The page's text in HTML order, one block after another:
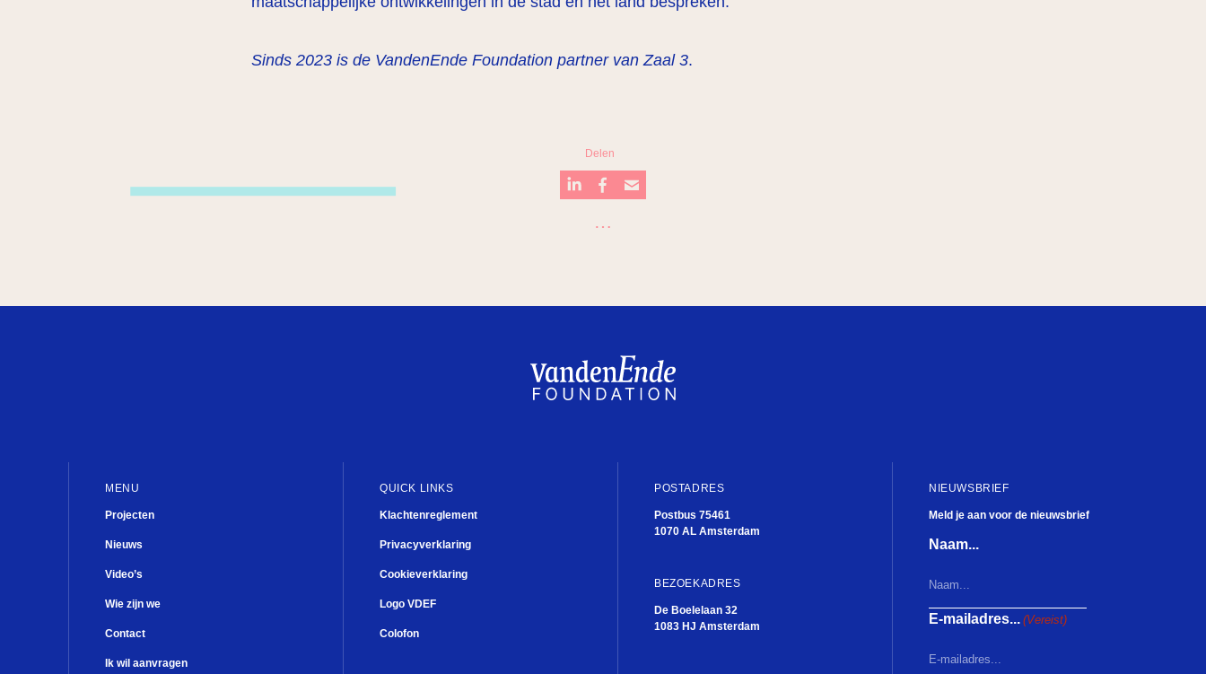
Sinds 2023 is de VandenEnde Foundation partner van Zaal 3.
Delen
…
Kwisje
Theater
MENU
Projecten
Nieuws
Video’s
Wie zijn we
Contact
Ik wil aanvragen
QUICK LINKS
Klachtenreglement
Privacyverklaring
Cookieverklaring
Logo VDEF
Colofon
POSTADRES
Postbus 75461
1070 AL Amsterdam
BEZOEKADRES
De Boelelaan 32
1083 HJ Amsterdam
NIEUWSBRIEF
Meld je aan voor de nieuwsbrief
Naam...
E-mailadres... (Vereist)